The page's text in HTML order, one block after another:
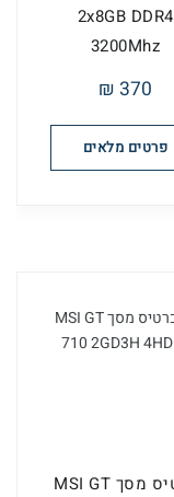
2x8GB DDR4
3200Mhz
370 ₪
פרטים מלאים
כרטיס מסך MSI GT